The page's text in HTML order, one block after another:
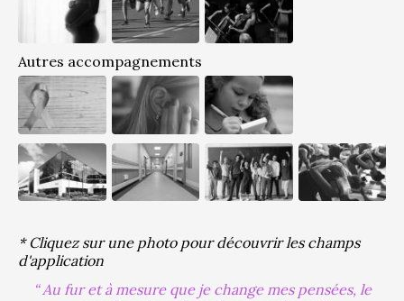
Autres accompagnements
* Cliquez sur une photo pour découvrir les champs
d'application
Au fur et à mesure que je change mes pensées, le